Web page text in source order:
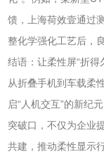
馈，上海荷效壹通过
整化学强化工艺后，
结语：让柔性屏“折得
从折叠手机到车载柔
启“人机交互”的新纪
突破口，不仅为企业
共建，推动柔性显示